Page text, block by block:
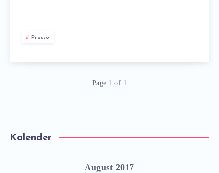
Presse
Page 1 of 1
Kalender
August 2017